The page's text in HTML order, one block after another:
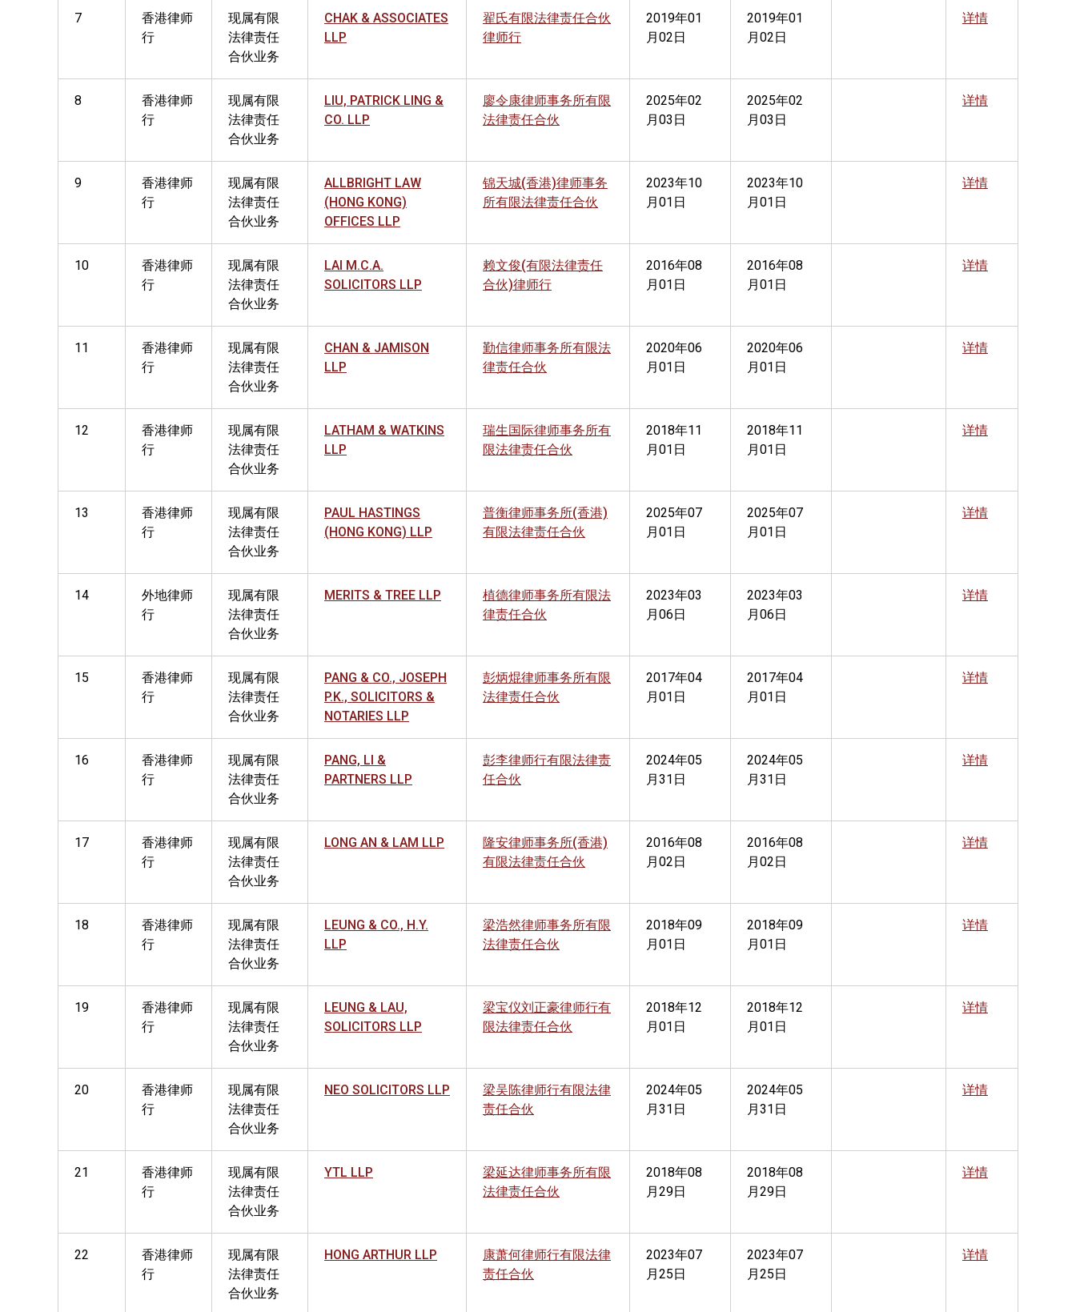
7
香港律师
行
现属有限
法律责任
合伙业务
CHAK & ASSOCIATES
LLP
翟氏有限法律责任合伙
律师行
2019年01
月02日
2019年01
月02日
详情
8
香港律师
行
现属有限
法律责任
合伙业务
LIU, PATRICK LING &
CO. LLP
廖令康律师事务所有限
法律责任合伙
2025年02
月03日
2025年02
月03日
详情
9
香港律师
行
现属有限
法律责任
合伙业务
ALLBRIGHT LAW
(HONG KONG)
OFFICES LLP
锦天城(香港)律师事务
所有限法律责任合伙
2023年10
月01日
2023年10
月01日
详情
10
香港律师
行
现属有限
法律责任
合伙业务
LAI M.C.A.
SOLICITORS LLP
赖文俊(有限法律责任
合伙)律师行
2016年08
月01日
2016年08
月01日
详情
11
香港律师
行
现属有限
法律责任
合伙业务
CHAN & JAMISON
LLP
勤信律师事务所有限法
律责任合伙
2020年06
月01日
2020年06
月01日
详情
12
香港律师
行
现属有限
法律责任
合伙业务
LATHAM & WATKINS
LLP
瑞生国际律师事务所有
限法律责任合伙
2018年11
月01日
2018年11
月01日
详情
13
香港律师
行
现属有限
法律责任
合伙业务
PAUL HASTINGS
(HONG KONG) LLP
普衡律师事务所(香港)
有限法律责任合伙
2025年07
月01日
2025年07
月01日
详情
14
外地律师
行
现属有限
法律责任
合伙业务
MERITS & TREE LLP
植德律师事务所有限法
律责任合伙
2023年03
月06日
2023年03
月06日
详情
15
香港律师
行
现属有限
法律责任
合伙业务
PANG & CO., JOSEPH
P.K., SOLICITORS &
NOTARIES LLP
彭炳焜律师事务所有限
法律责任合伙
2017年04
月01日
2017年04
月01日
详情
16
香港律师
行
现属有限
法律责任
合伙业务
PANG, LI &
PARTNERS LLP
彭李律师行有限法律责
任合伙
2024年05
月31日
2024年05
月31日
详情
17
香港律师
行
现属有限
法律责任
合伙业务
LONG AN & LAM LLP
隆安律师事务所(香港)
有限法律责任合伙
2016年08
月02日
2016年08
月02日
详情
18
香港律师
行
现属有限
法律责任
合伙业务
LEUNG & CO., H.Y.
LLP
梁浩然律师事务所有限
法律责任合伙
2018年09
月01日
2018年09
月01日
详情
19
香港律师
行
现属有限
法律责任
合伙业务
LEUNG & LAU,
SOLICITORS LLP
梁宝仪刘正豪律师行有
限法律责任合伙
2018年12
月01日
2018年12
月01日
详情
20
香港律师
行
现属有限
法律责任
合伙业务
NEO SOLICITORS LLP
梁吴陈律师行有限法律
责任合伙
2024年05
月31日
2024年05
月31日
详情
21
香港律师
行
现属有限
法律责任
合伙业务
YTL LLP
梁延达律师事务所有限
法律责任合伙
2018年08
月29日
2018年08
月29日
详情
22
香港律师
行
现属有限
法律责任
合伙业务
HONG ARTHUR LLP
康萧何律师行有限法律
责任合伙
2023年07
月25日
2023年07
月25日
详情